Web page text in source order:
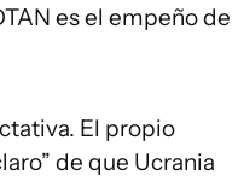
es el empeño de
El propio
de que Ucrania